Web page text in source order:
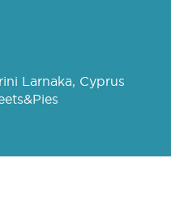
Larnaka, Cyprus